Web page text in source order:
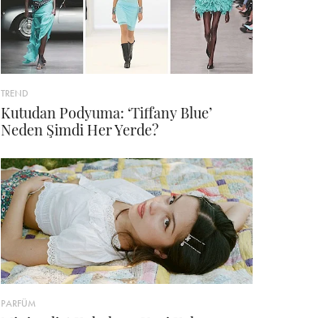
TREND
Kutudan Podyuma: ‘Tiffany Blue’
Neden Şimdi Her Yerde?
PARFÜM